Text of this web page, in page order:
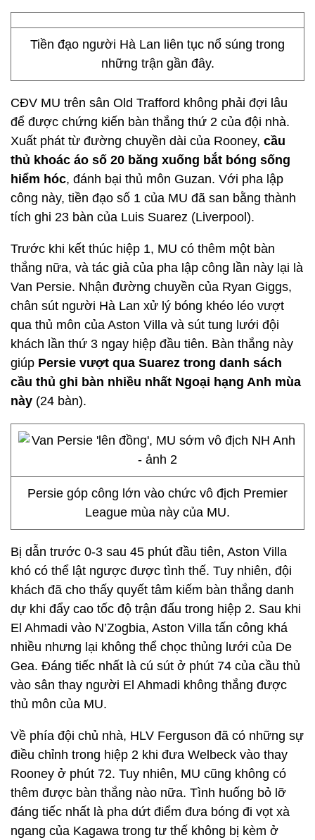
Tiền đạo người Hà Lan liên tục nổ súng trong
những trận gần đây.
CĐV MU trên sân Old Trafford không phải đợi lâu
để được chứng kiến bàn thắng thứ 2 của đội nhà.
Xuất phát từ đường chuyền dài của Rooney, cầu
thủ khoác áo số 20 băng xuống bắt bóng sống
hiểm hóc, đánh bại thủ môn Guzan. Với pha lập
công này, tiền đạo số 1 của MU đã san bằng thành
tích ghi 23 bàn của Luis Suarez (Liverpool).
Trước khi kết thúc hiệp 1, MU có thêm một bàn
thắng nữa, và tác giả của pha lập công lần này lại là
Van Persie. Nhận đường chuyền của Ryan Giggs,
chân sút người Hà Lan xử lý bóng khéo léo vượt
qua thủ môn của Aston Villa và sút tung lưới đội
khách lần thứ 3 ngay hiệp đầu tiên. Bàn thắng này
giúp Persie vượt qua Suarez trong danh sách
cầu thủ ghi bàn nhiều nhất Ngoại hạng Anh mùa
này (24 bàn).
Persie góp công lớn vào chức vô địch Premier
League mùa này của MU.
Bị dẫn trước 0-3 sau 45 phút đầu tiên, Aston Villa
khó có thể lật ngược được tình thế. Tuy nhiên, đội
khách đã cho thấy quyết tâm kiếm bàn thắng danh
dự khi đẩy cao tốc độ trận đấu trong hiệp 2. Sau khi
El Ahmadi vào N’Zogbia, Aston Villa tấn công khá
nhiều nhưng lại không thể chọc thủng lưới của De
Gea. Đáng tiếc nhất là cú sút ở phút 74 của cầu thủ
vào sân thay người El Ahmadi không thắng được
thủ môn của MU.
Về phía đội chủ nhà, HLV Ferguson đã có những sự
điều chỉnh trong hiệp 2 khi đưa Welbeck vào thay
Rooney ở phút 72. Tuy nhiên, MU cũng không có
thêm được bàn thắng nào nữa. Tình huống bỏ lỡ
đáng tiếc nhất là pha dứt điểm đưa bóng đi vọt xà
ngang của Kagawa trong tư thế không bị kèm ở